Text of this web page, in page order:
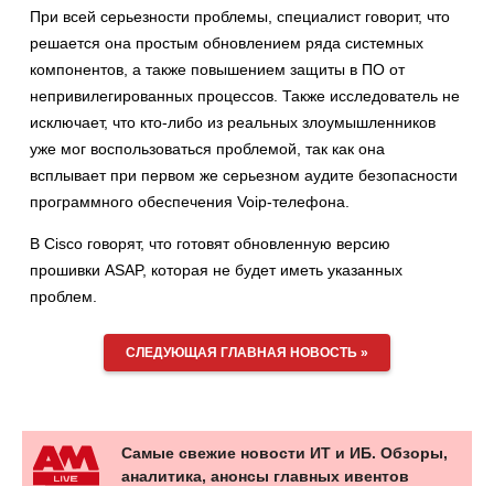
При всей серьезности проблемы, специалист говорит, что
решается она простым обновлением ряда системных
компонентов, а также повышением защиты в ПО от
непривилегированных процессов. Также исследователь не
исключает, что кто-либо из реальных злоумышленников
уже мог воспользоваться проблемой, так как она
всплывает при первом же серьезном аудите безопасности
программного обеспечения Voip-телефона.
В Cisco говорят, что готовят обновленную версию
прошивки ASAP, которая не будет иметь указанных
проблем.
СЛЕДУЮЩАЯ ГЛАВНАЯ НОВОСТЬ »
Самые свежие новости ИТ и ИБ. Обзоры,
аналитика, анонсы главных ивентов